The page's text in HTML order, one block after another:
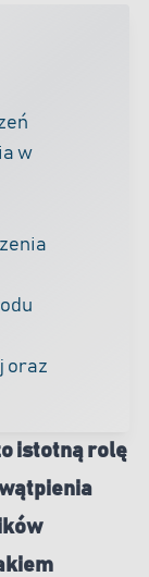
w
oraz
istotną rolę